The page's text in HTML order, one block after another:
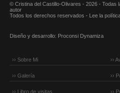
© Cristina del Castillo-Olivares - 2026 - Todas
autor
Todos los derechos reservados - Lee la
Diseño y desarrollo: Proconsi Dynamiza
›› Sobre Mi
›› Galería
›› Libro de visitas
››
››
››